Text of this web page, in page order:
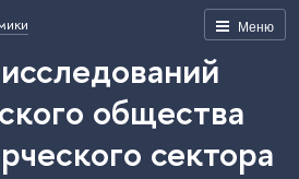
Меню
общества
сектора